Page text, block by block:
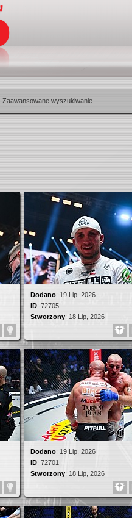
Zaawansowane wyszukiwanie
Dodano: 19 Lip, 2026
ID: 72705
Stworzony: 18 Lip, 2026
Dodano: 19 Lip, 2026
ID: 72701
Stworzony: 18 Lip, 2026